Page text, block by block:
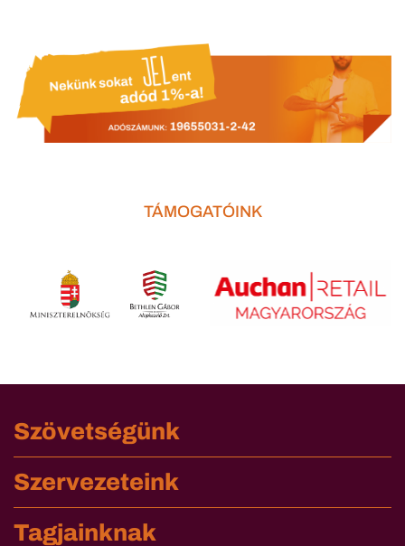
TÁMOGATÓINK
Szövetségünk
Szervezeteink
Tagjainknak